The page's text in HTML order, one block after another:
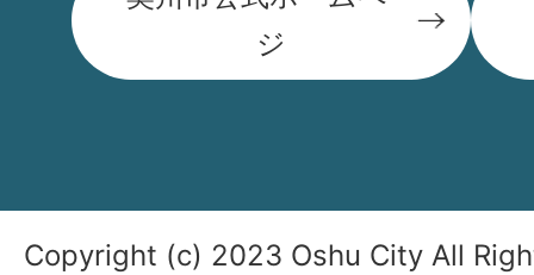
ジ
Copyright (c) 2023 Oshu City All